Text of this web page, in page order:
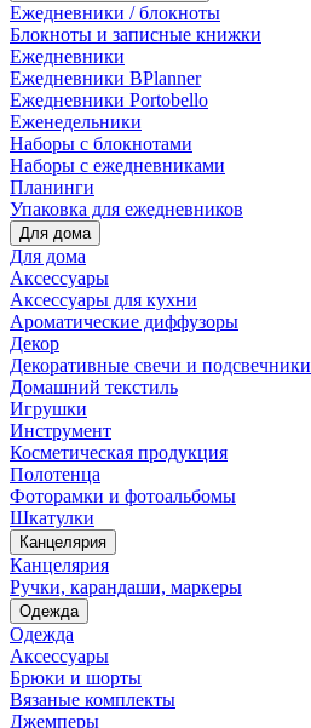
Ежедневники / блокноты
Блокноты и записные книжки
Ежедневники
Ежедневники BPlanner
Ежедневники Portobello
Еженедельники
Наборы с блокнотами
Наборы с ежедневниками
Планинги
Упаковка для ежедневников
Для дома
Для дома
Аксессуары
Аксессуары для кухни
Ароматические диффузоры
Декор
Декоративные свечи и подсвечники
Домашний текстиль
Игрушки
Инструмент
Косметическая продукция
Полотенца
Фоторамки и фотоальбомы
Шкатулки
Канцелярия
Канцелярия
Ручки, карандаши, маркеры
Одежда
Одежда
Аксессуары
Брюки и шорты
Вязаные комплекты
Джемперы